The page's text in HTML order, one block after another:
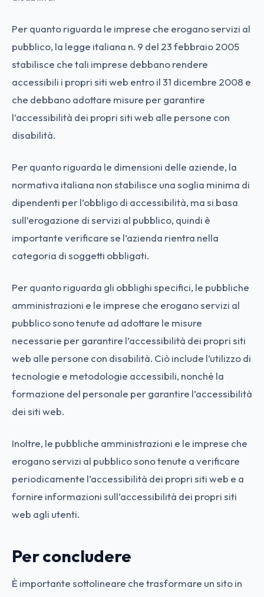
Per quanto riguarda le imprese che erogano servizi al
pubblico, la legge italiana n. 9 del 23 febbraio 2005
stabilisce che tali imprese debbano rendere
accessibili i propri siti web entro il 31 dicembre 2008 e
che debbano adottare misure per garantire
l’accessibilità dei propri siti web alle persone con
disabilità.
Per quanto riguarda le dimensioni delle aziende, la
normativa italiana non stabilisce una soglia minima di
dipendenti per l’obbligo di accessibilità, ma si basa
sull’erogazione di servizi al pubblico, quindi è
importante verificare se l’azienda rientra nella
categoria di soggetti obbligati.
Per quanto riguarda gli obblighi specifici, le pubbliche
amministrazioni e le imprese che erogano servizi al
pubblico sono tenute ad adottare le misure
necessarie per garantire l’accessibilità dei propri siti
web alle persone con disabilità. Ciò include l’utilizzo di
tecnologie e metodologie accessibili, nonché la
formazione del personale per garantire l’accessibilità
dei siti web.
Inoltre, le pubbliche amministrazioni e le imprese che
erogano servizi al pubblico sono tenute a verificare
periodicamente l’accessibilità dei propri siti web e a
fornire informazioni sull’accessibilità dei propri siti
web agli utenti.
Per concludere
È importante sottolineare che trasformare un sito in